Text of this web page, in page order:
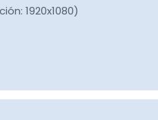
1920x1080)